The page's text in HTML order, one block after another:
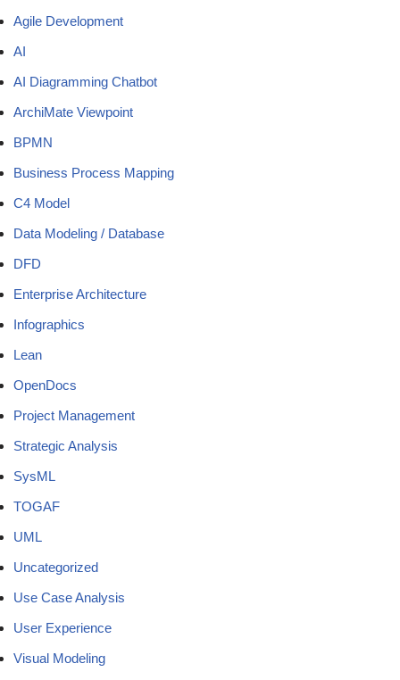
Agile Development
AI
AI Diagramming Chatbot
ArchiMate Viewpoint
BPMN
Business Process Mapping
C4 Model
Data Modeling / Database
DFD
Enterprise Architecture
Infographics
Lean
OpenDocs
Project Management
Strategic Analysis
SysML
TOGAF
UML
Uncategorized
Use Case Analysis
User Experience
Visual Modeling